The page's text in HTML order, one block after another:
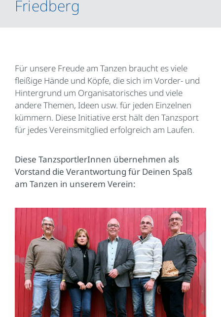
Friedberg
Für unsere Freude am Tanzen braucht es viele
fleißige Hände und Köpfe, die sich im Vorder- und
Hintergrund um Organisatorisches und viele
andere Themen, Ideen usw. für jeden Einzelnen
kümmern. Diese Initiative erst hält den Tanzsport
für jedes Vereinsmitglied erfolgreich am Laufen.
Diese TanzsportlerInnen übernehmen als
Vorstand die Verantwortung für Deinen Spaß
am Tanzen in unserem Verein: